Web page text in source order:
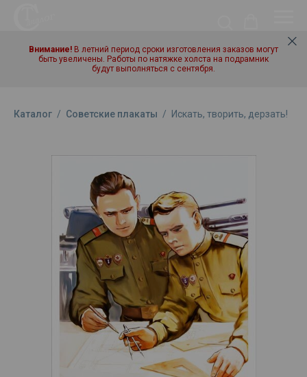
Внимание! В летний период сроки изготовления заказов могут
быть увеличены. Работы по натяжке холста на подрамник
будут выполняться с сентября.
Каталог / Советские плакаты / Искать, творить, дерзать!